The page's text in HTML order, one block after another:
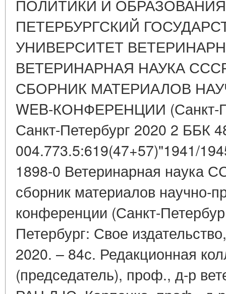
ПОЛИТИКИ И
ПЕТЕРБУРГСКИЙ
УНИВЕРСИТЕТ
ВЕТЕРИНАРНАЯ НАУКА
СБОРНИК МАТЕРИАЛОВ
WEB-КОНФЕРЕНЦИИ (Санкт-
Санкт-Петербург 2020 2 ББК
004.773.5:619(47+57)"1941/
1898-0 Ветеринарная наука
сборник материалов научно-
конференции (Санкт-
Петербург: Свое
2020. – 84с. Редакционная
(председатель), проф., д-р